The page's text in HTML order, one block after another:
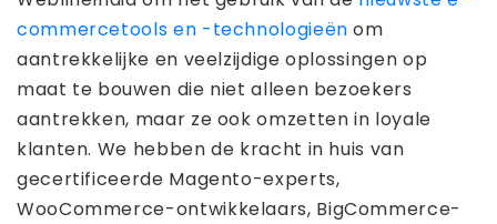
commercetools en -technologieën om
aantrekkelijke en veelzijdige oplossingen op
maat te bouwen die niet alleen bezoekers
aantrekken, maar ze ook omzetten in loyale
klanten. We hebben de kracht in huis van
gecertificeerde Magento-experts,
WooCommerce-ontwikkelaars, BigCommerce-